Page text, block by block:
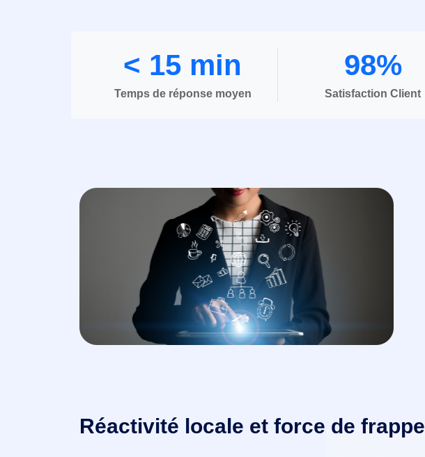
< 15 min
Temps de réponse moyen
98%
Satisfaction Client
Réactivité locale et force de frappe